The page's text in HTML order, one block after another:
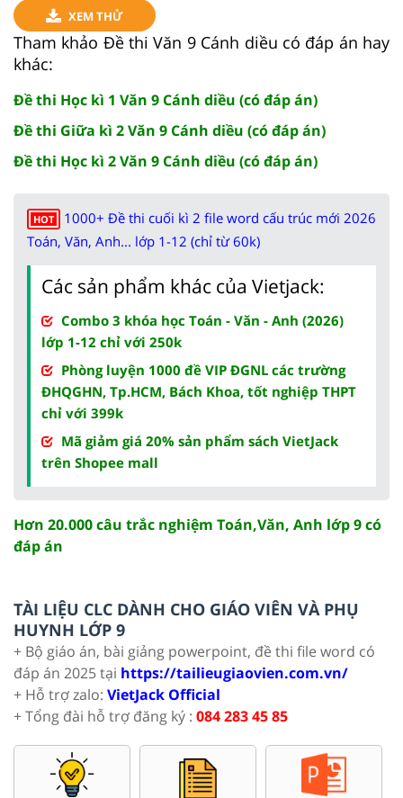
XEM THỬ
Tham khảo Đề thi Văn 9 Cánh diều có đáp án hay
khác:
Đề thi Học kì 1 Văn 9 Cánh diều (có đáp án)
Đề thi Giữa kì 2 Văn 9 Cánh diều (có đáp án)
Đề thi Học kì 2 Văn 9 Cánh diều (có đáp án)
HOT
1000+ Đề thi cuối kì 2 file word cấu trúc mới 2026
Toán, Văn, Anh... lớp 1-12 (chỉ từ 60k)
Các sản phẩm khác của Vietjack:
Combo 3 khóa học Toán - Văn - Anh (2026)
lớp 1-12 chỉ với 250k
Phòng luyện 1000 đề VIP ĐGNL các trường
ĐHQGHN, Tp.HCM, Bách Khoa, tốt nghiệp THPT
chỉ với 399k
Mã giảm giá 20% sản phẩm sách VietJack
trên Shopee mall
Hơn 20.000 câu trắc nghiệm Toán,Văn, Anh lớp 9 có
đáp án
TÀI LIỆU CLC DÀNH CHO GIÁO VIÊN VÀ PHỤ
HUYNH LỚP 9
+ Bộ giáo án, bài giảng powerpoint, đề thi file word có
đáp án 2025 tại https://tailieugiaovien.com.vn/
+ Hỗ trợ zalo: VietJack Official
+ Tổng đài hỗ trợ đăng ký : 084 283 45 85